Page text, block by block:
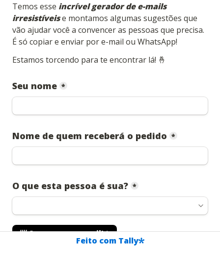
Temos esse incrível gerador de e-mails
irresistíveis e montamos algumas sugestões que
vão ajudar você a convencer as pessoas que precisa.
Estamos torcendo para te encontrar lá! 🤞
Seu nome *
Nome de quem receberá o pedido *
O que esta pessoa é sua? *
📨 Quero ver o e-mail!
Feito com Tally